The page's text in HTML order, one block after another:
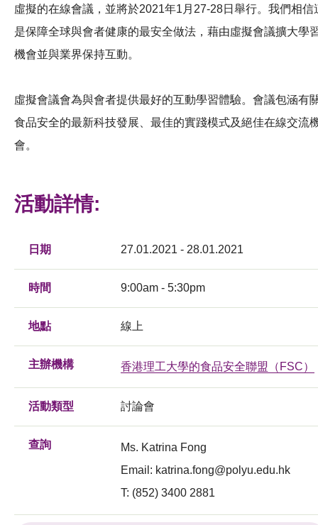
虛擬的在線會議，並將於2021年1月27-28日舉行。我們相信
是保障全球與會者健康的最安全做法，藉由虛擬會議擴大學
機會並與業界保持互動。
虛擬會議會為與會者提供最好的互動學習體驗。會議包涵有
食品安全的最新科技發展、最佳的實踐模式及絕佳在線交流
會。
活動詳情:
日期 27.01.2021 - 28.01.2021
時間 9:00am - 5:30pm
地點 線上
主辦機構 香港理工大學的食品安全聯盟（FSC）
活動類型 討論會
查詢
Ms. Katrina Fong
Email: katrina.fong@polyu.edu.hk
T: (852) 3400 2881